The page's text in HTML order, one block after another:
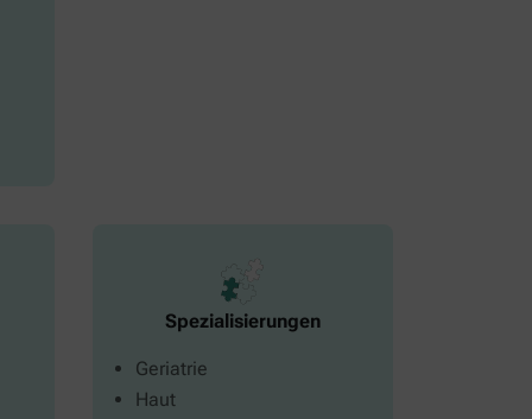
Spezialisierungen
Geriatrie
Haut